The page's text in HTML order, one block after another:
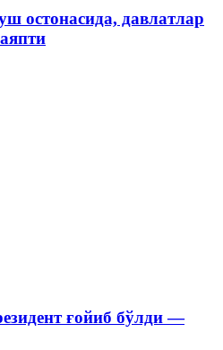
остонасида, давлатлар
ғойиб бўлди —